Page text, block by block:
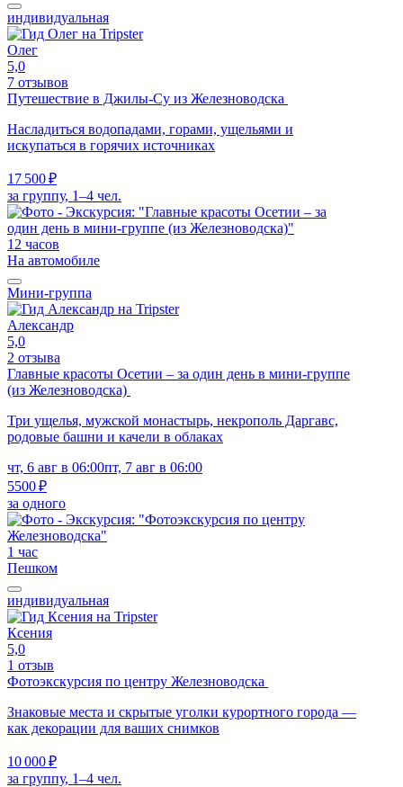
индивидуальная
Олег
5,0
7 отзывов
Путешествие в Джилы-Су из Железноводска
Насладиться водопадами, горами, ущельями и
искупаться в горячих источниках
17 500 ₽
за группу, 1–4 чел.
12 часов
На автомобиле
Мини-группа
Александр
5,0
2 отзыва
Главные красоты Осетии – за один день в мини-группе
(из Железноводска)
Три ущелья, мужской монастырь, некрополь Даргавс,
родовые башни и качели в облаках
чт, 6 авг в 06:00пт, 7 авг в 06:00
5500 ₽
за одного
1 час
Пешком
индивидуальная
Ксения
5,0
1 отзыв
Фотоэкскурсия по центру Железноводска
Знаковые места и скрытые уголки курортного города —
как декорации для ваших снимков
10 000 ₽
за группу, 1–4 чел.